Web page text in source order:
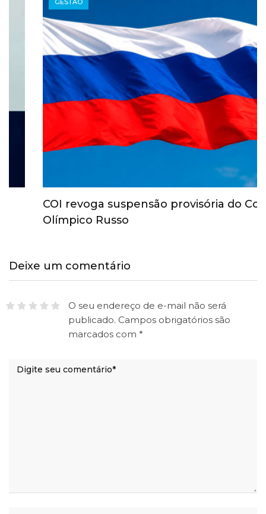
COI revoga suspensão provisória do Comitê
Olímpico Russo
Deixe um comentário
O seu endereço de e-mail não será
publicado. Campos obrigatórios são
marcados com *